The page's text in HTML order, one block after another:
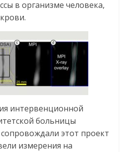
в организме человека,
интервенционной
больницы
этот проект
измерения на